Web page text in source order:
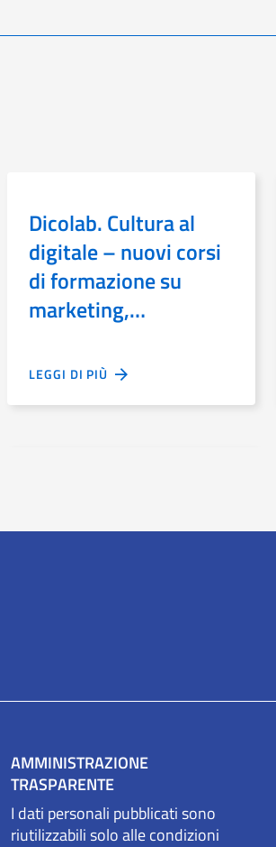
Dicolab. Cultura al
digitale – nuovi corsi
di formazione su
marketing,
consapevolezza
LEGGI DI PIÙ
AMMINISTRAZIONE
TRASPARENTE
I dati personali pubblicati sono
riutilizzabili solo alle condizioni